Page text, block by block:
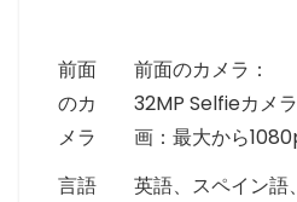
前面
のカ
メラ
前面のカメラ：
32MP Selfieカメ
画：最大から
言語
英語、スペイン語